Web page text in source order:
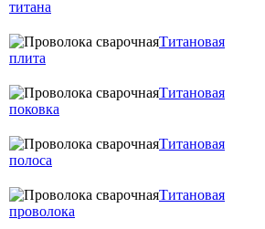
титана
Титановая
плита
Титановая
поковка
Титановая
полоса
Титановая
проволока